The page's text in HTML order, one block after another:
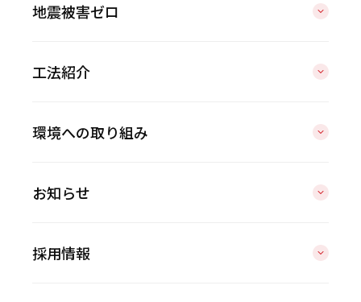
地震被害ゼロ
工法紹介
環境への取り組み
お知らせ
採用情報